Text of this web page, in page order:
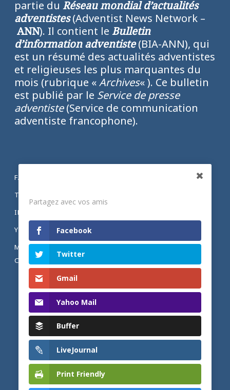
partie du Réseau mondial d’actualités
adventistes(Adventist News Network –
ANN). Il contient le Bulletin
d’information adventiste(BIA-ANN), qui
est un résumé des actualités adventistes
et religieuses les plus marquantes du
mois (rubrique «Archives« ). Ce bulletin
est publié par le Service de presse
adventiste(Service de communication
adventiste francophone).
FACEBOOK
TWITTER
INSTAGRAM
YOUTUBE
MENTIONS LÉGALES ET POLITIQUE DE
CONFIDENTIALITÉ
Partagez avec vos amis
Facebook
Twitter
Gmail
Yahoo Mail
Buffer
LiveJournal
Print Friendly